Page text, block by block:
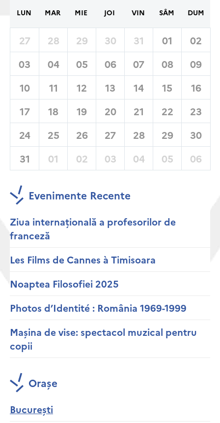
LUN MAR MIE JOI VIN SÂM DUM
27 28 29 30 31 01
02
03
04 05 06 07 08
09
10
11 12 13 14 15
16
17
18 19 20 21 22
23
24
25 26 27 28 29
30
31
01 02 03 04 05 06
Evenimente Recente
Ziua internațională a profesorilor de
franceză
Les Films de Cannes à Timisoara
Noaptea Filosofiei 2025
Photos d’Identité : România 1969-1999
Mașina de vise: spectacol muzical pentru
copii
Orașe
București